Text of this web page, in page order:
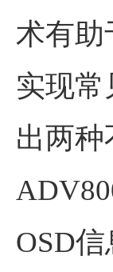
术有助
实现
出两种
OSD